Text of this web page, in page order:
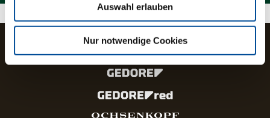
Auswahl erlauben
Nur notwendige Cookies
Die Marken und Produktlinien der GEDORE Gruppe